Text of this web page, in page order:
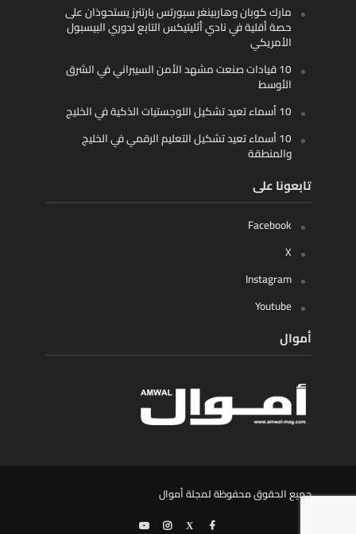
مارك كوبان وهاربينغر سبورتس بارتنرز يستحوذان على
حصة أقلية في نادي أثليتيكس التابع لدوري البيسبول
الأمريكي
10 قيادات صنعت مشهد الأمن السيبراني في الشرق
الأوسط
10 أسماء تعيد تشكيل اللوجستيات الذكية في الخليج
10 أسماء تعيد تشكيل التعليم الرقمي في الخليج
والمنطقة
تابعونا على
Facebook
X
Instagram
Youtube
أموال
جميع الحقوق محفوظة لمجلة أموال